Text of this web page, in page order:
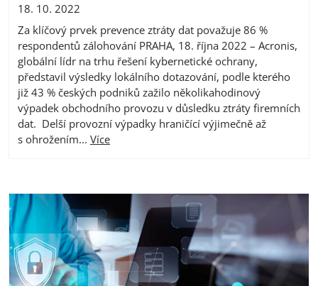
18. 10. 2022
Za klíčový prvek prevence ztráty dat považuje 86 %
respondentů zálohování PRAHA, 18. října 2022 – Acronis,
globální lídr na trhu řešení kybernetické ochrany,
představil výsledky lokálního dotazování, podle kterého
již 43 % českých podniků zažilo několikahodinový
výpadek obchodního provozu v důsledku ztráty firemních
dat. Delší provozní výpadky hraničící výjimečně až
s ohrožením... Více